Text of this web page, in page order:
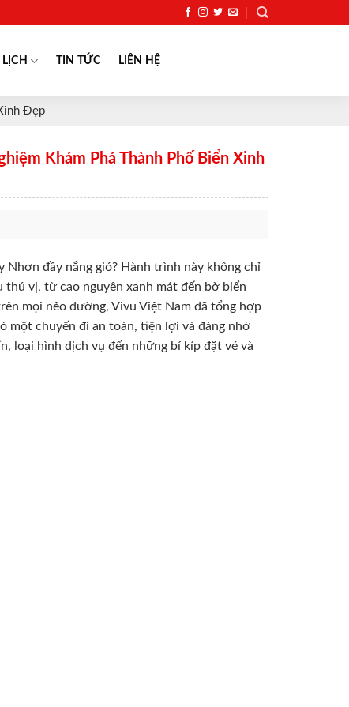
TIN TỨC LIÊN HỆ
Đẹp
Khám Phá Thành Phố Biển Xinh
Nhơn đầy nắng gió? Hành trình này không chỉ
thú vị, từ cao nguyên xanh mát đến bờ biển
mọi nẻo đường, Vivu Việt Nam đã tổng hợp
một chuyến đi an toàn, tiện lợi và đáng nhớ
loại hình dịch vụ đến những bí kíp đặt vé và